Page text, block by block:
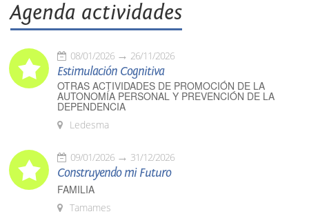
Agenda actividades
08/01/2026 26/11/2026
Estimulación Cognitiva
OTRAS ACTIVIDADES DE PROMOCIÓN DE LA
AUTONOMÍA PERSONAL Y PREVENCIÓN DE LA
DEPENDENCIA
Ledesma
09/01/2026 31/12/2026
Construyendo mi Futuro
FAMILIA
Tamames